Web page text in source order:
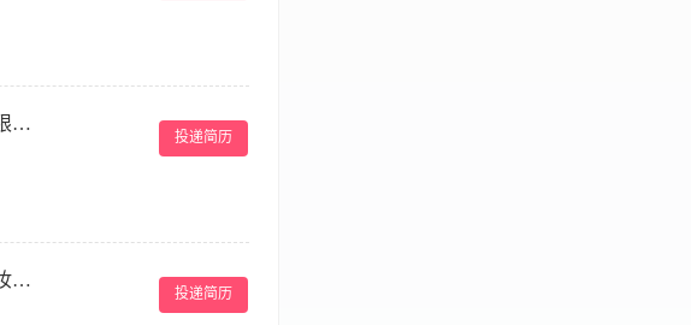
度好，热爱电商行业。
广州千美汇生物科技有限公司
投递简历
据用户需求，策划网站内容栏目，并
拓展合作的网络媒体，提出网站运营
广州保税区西黛国际化妆品有限公司。
投递简历